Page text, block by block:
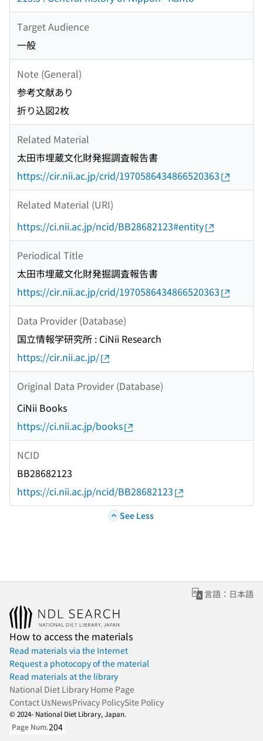
Target Audience
一般
Note (General)
参考文献あり
折り込図2枚
Related Material
太田市埋蔵文化財発掘調査報告書
https://cir.nii.ac.jp/crid/1970586434866520363
Related Material (URI)
https://ci.nii.ac.jp/ncid/BB28682123#entity
Periodical Title
太田市埋蔵文化財発掘調査報告書
https://cir.nii.ac.jp/crid/1970586434866520363
Data Provider (Database)
国立情報学研究所 : CiNii Research
https://cir.nii.ac.jp/
Original Data Provider (Database)
CiNii Books
https://ci.nii.ac.jp/books
NCID
BB28682123
https://ci.nii.ac.jp/ncid/BB28682123
See Less
言語：日本語
How to access the materials
Read materials via the Internet
Request a photocopy of the material
Read materials at the library
National Diet Library Home Page
Contact UsNewsPrivacy PolicySite Policy
© 2024- National Diet Library, Japan.
Page Num.204